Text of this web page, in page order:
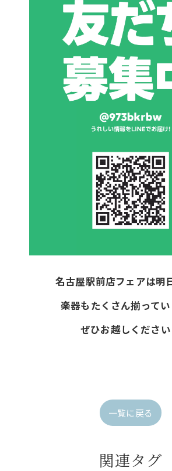
名古屋駅前店フェアは明
楽器もたくさん揃って
ぜひお越しください
一覧に戻る
関連タグ